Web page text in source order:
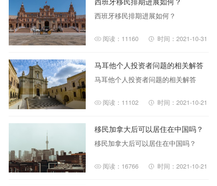
西班牙移民排期进展如何？
阅读：11160 时间：2021-10-31
马耳他个人投资者问题的相关解答
马耳他个人投资者问题的相关解答
阅读：11102 时间：2021-10-21
移民加拿大后可以居住在中国吗？
移民加拿大后可以居住在中国吗？
阅读：16766 时间：2021-10-21